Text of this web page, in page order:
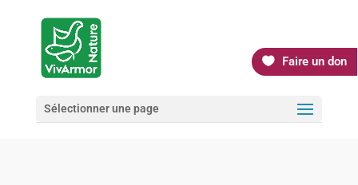
Faire un don
Sélectionner une page